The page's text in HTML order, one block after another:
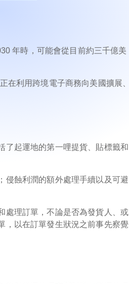
年時，可能會從目前約三千億美
在利用跨境電子商務向美國擴展、
了起運地的第一哩提貨、貼標籤和
侵蝕利潤的額外處理手續以及可避
處理訂單，不論是否為發貨人、或
，以在訂單發生狀況之前事先察覺